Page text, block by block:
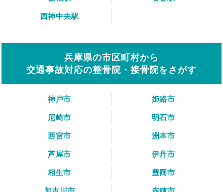
西神中央駅
兵庫県の市区町村から
交通事故対応の整骨院・接骨院をさがす
神戸市
姫路市
尼崎市
明石市
西宮市
洲本市
芦屋市
伊丹市
相生市
豊岡市